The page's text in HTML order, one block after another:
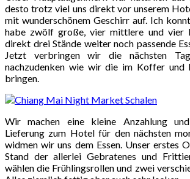
desto trotz viel uns direkt vor unserem
mit wunderschönem Geschirr auf. Ich
habe zwölf große, vier mittlere und vier
direkt drei Stände weiter noch passende
Jetzt verbringen wir die nächsten
nachzudenken wie wir die im Koffer und
bringen.
Wir machen eine kleine Anzahlung
Lieferung zum Hotel für den nächsten
widmen wir uns dem Essen. Unser erstes
Stand der allerlei Gebratenes und
wählen die Frühlingsrollen und zwei